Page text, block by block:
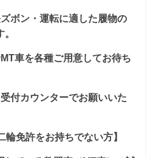
ボン・運転に適した履物の
車を各種ご用意してお待ち
付カウンターでお願いいた
輪免許をお持ちでない方】